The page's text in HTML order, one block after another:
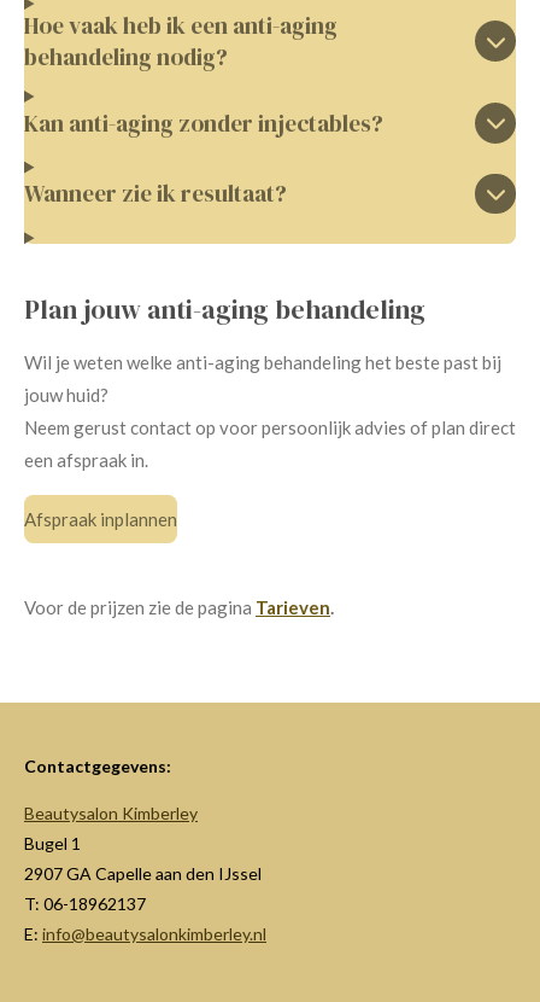
Hoe vaak heb ik een anti-aging
behandeling nodig?
Kan anti-aging zonder injectables?
Wanneer zie ik resultaat?
Plan jouw anti-aging behandeling
Wil je weten welke anti-aging behandeling het beste past bij
jouw huid?
Neem gerust contact op voor persoonlijk advies of plan direct
een afspraak in.
Afspraak inplannen
Voor de prijzen zie de pagina Tarieven
Contactgegevens:
Beautysalon Kimberley
Bugel 1
2907 GA Capelle aan den IJssel
T: 06-18962137
E: info@beautysalonkimberley.nl